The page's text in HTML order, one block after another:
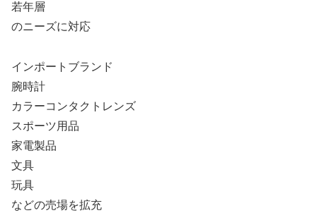
若年層
のニーズに対応
インポートブランド
腕時計
カラーコンタクトレンズ
スポーツ用品
家電製品
文具
玩具
などの売場を拡充